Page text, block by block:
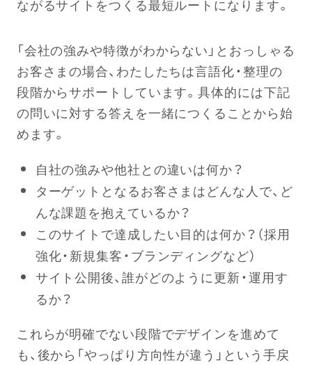
ながるサイトをつくる最短ルートになります。
「会社の強みや特徴がわからない」とおっしゃる
お客さまの場合、わたしたちは言語化・整理の
段階からサポートしています。具体的には下記
の問いに対する答えを一緒につくることから始
めます。
自社の強みや他社との違いは何か？
ターゲットとなるお客さまはどんな人で、ど
んな課題を抱えているか？
このサイトで達成したい目的は何か？（採用
強化・新規集客・ブランディングなど）
サイト公開後、誰がどのように更新・運用す
るか？
これらが明確でない段階でデザインを進めて
も、後から「やっぱり方向性が違う」という手戻